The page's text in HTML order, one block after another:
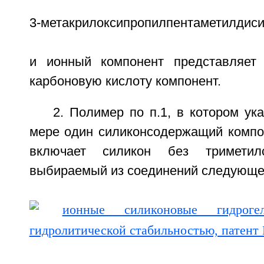
3-
и ионный компонент
карбоновую кислоту компонент.
2. Полимер по п.1, в котором
мере один силиконсодержащий
включает силикон без
выбираемый из соединений